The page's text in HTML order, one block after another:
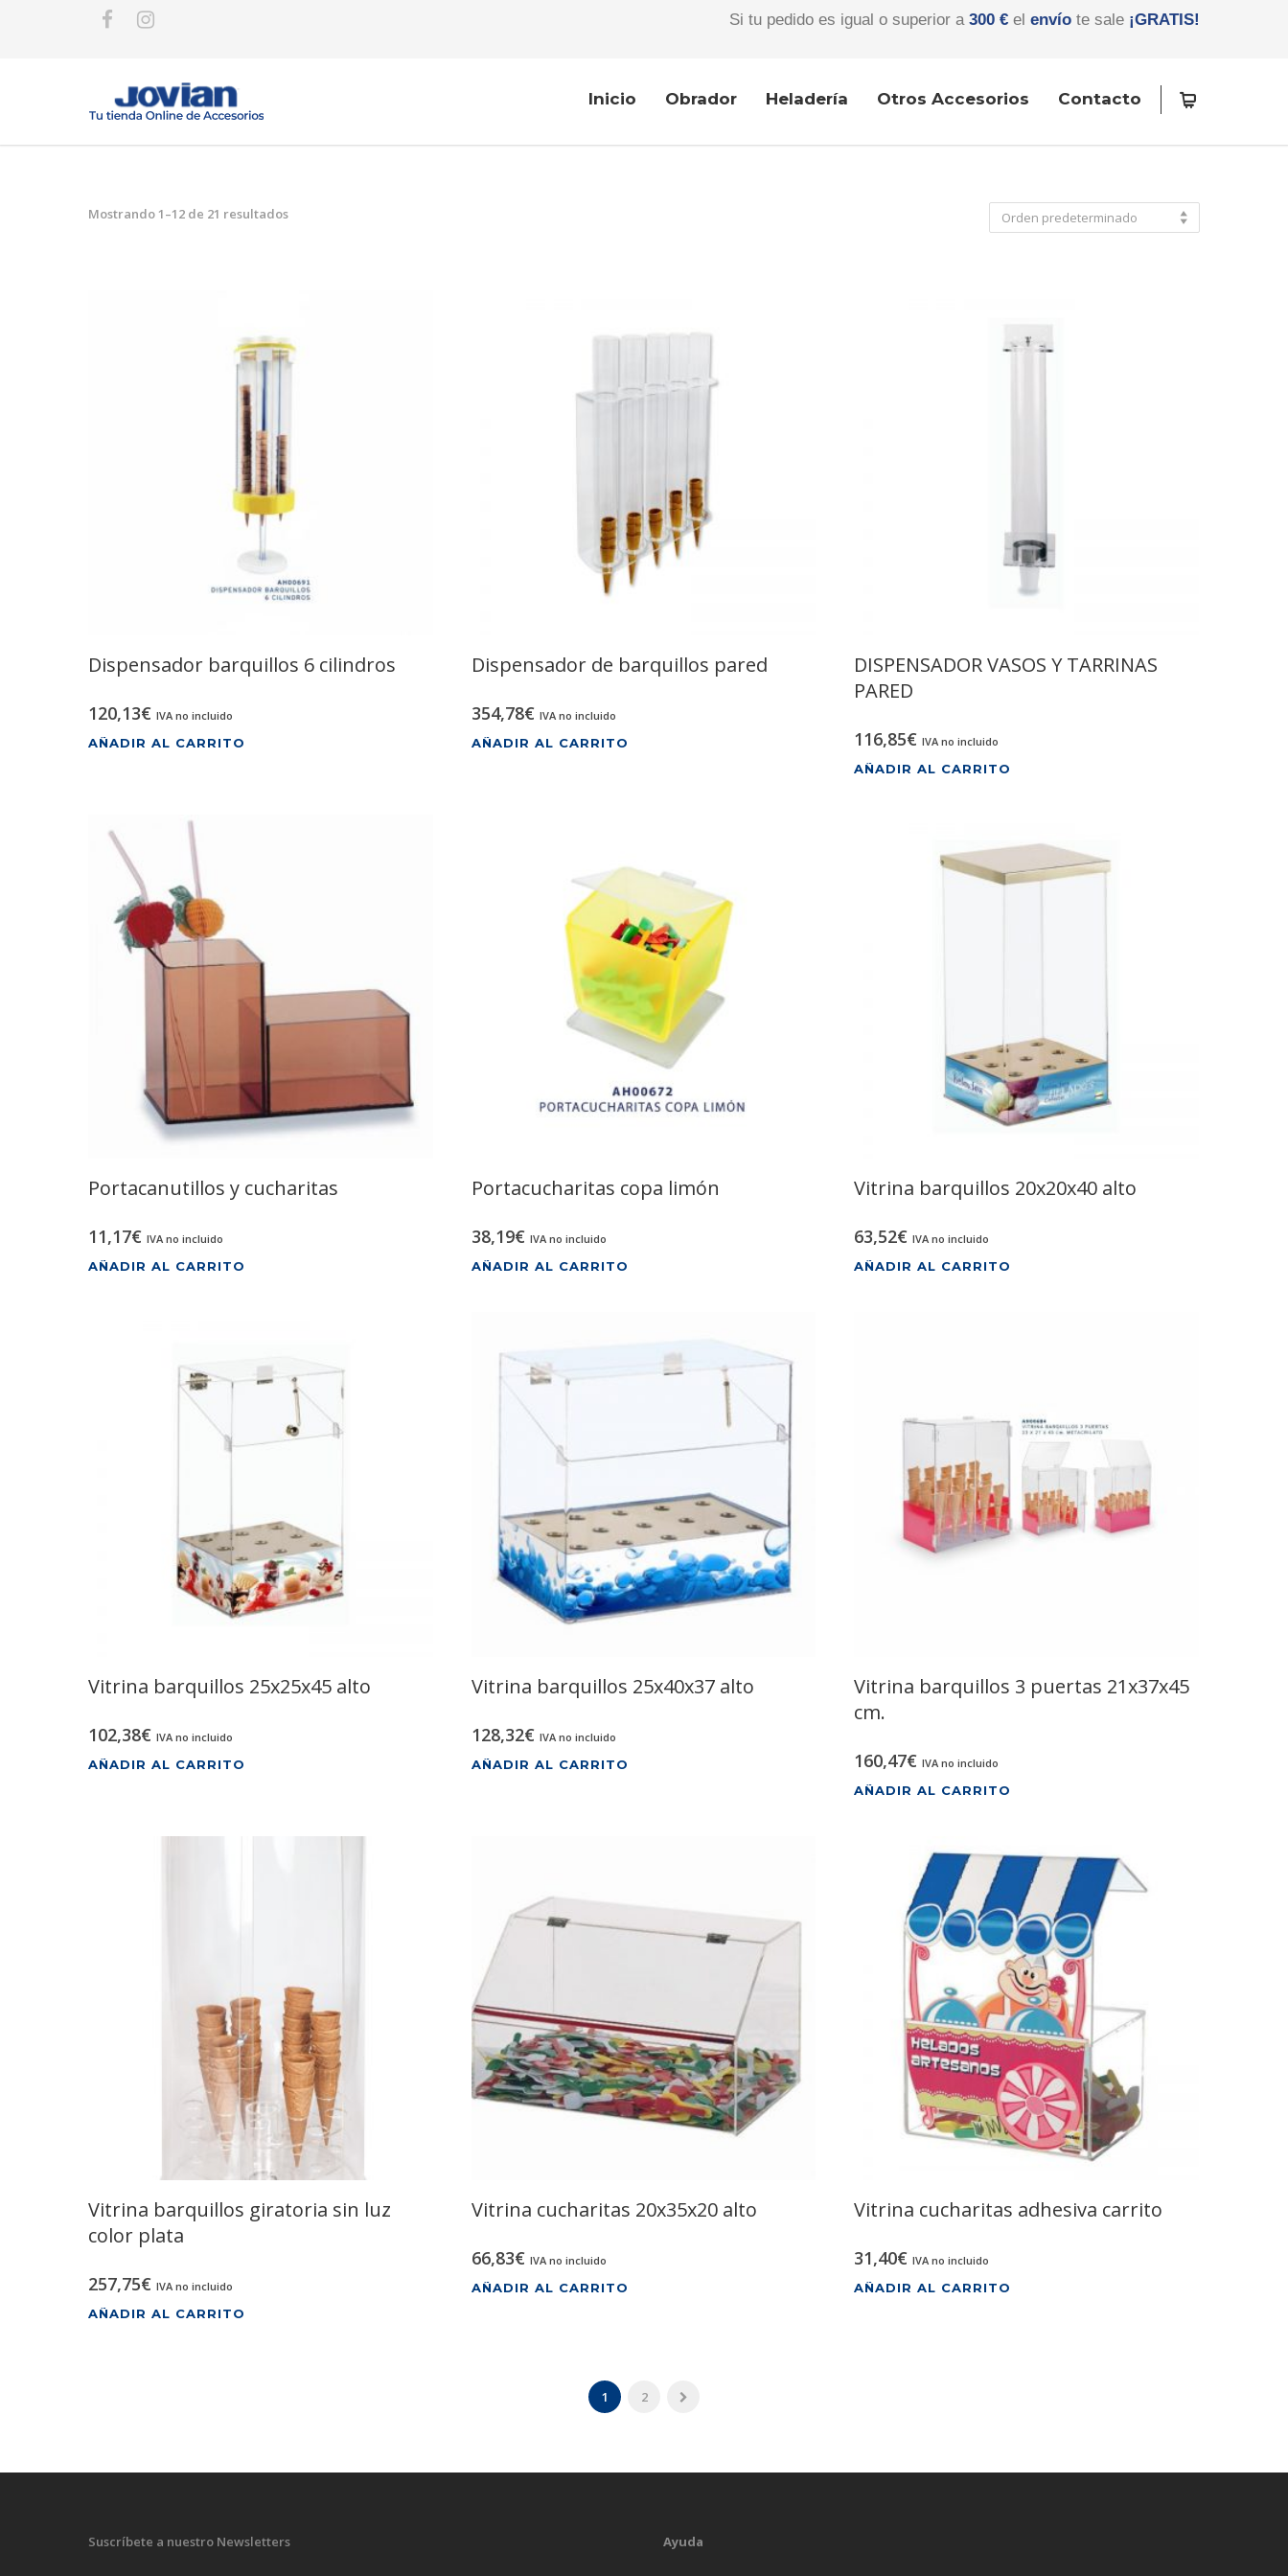
Si tu pedido es igual o superior a300 € el envío te sale ¡GRATIS!
Inicio Obrador Heladería Otros Accesorios Contacto
Mostrando 1–12 de 21 resultados Orden predeterminado
Dispensador barquillos 6 cilindros
120,13€ IVA no incluido
AÑADIR AL CARRITO
Dispensador de barquillos pared
354,78€ IVA no incluido
AÑADIR AL CARRITO
DISPENSADOR VASOS Y TARRINAS
PARED
116,85€ IVA no incluido
AÑADIR AL CARRITO
Portacanutillos y cucharitas
11,17€ IVA no incluido
AÑADIR AL CARRITO
Portacucharitas copa limón
38,19€ IVA no incluido
AÑADIR AL CARRITO
Vitrina barquillos 20x20x40 alto
63,52€ IVA no incluido
AÑADIR AL CARRITO
Vitrina barquillos 25x25x45 alto
102,38€ IVA no incluido
AÑADIR AL CARRITO
Vitrina barquillos 25x40x37 alto
128,32€ IVA no incluido
AÑADIR AL CARRITO
Vitrina barquillos 3 puertas 21x37x45
cm.
160,47€ IVA no incluido
AÑADIR AL CARRITO
Vitrina barquillos giratoria sin luz
color plata
257,75€ IVA no incluido
AÑADIR AL CARRITO
Vitrina cucharitas 20x35x20 alto
66,83€ IVA no incluido
AÑADIR AL CARRITO
Vitrina cucharitas adhesiva carrito
31,40€ IVA no incluido
AÑADIR AL CARRITO
1 2
Suscríbete a nuestro Newsletters Ayuda